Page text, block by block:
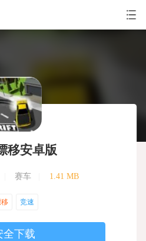
移安卓版
赛车 1.41 MB
竞速
全下载